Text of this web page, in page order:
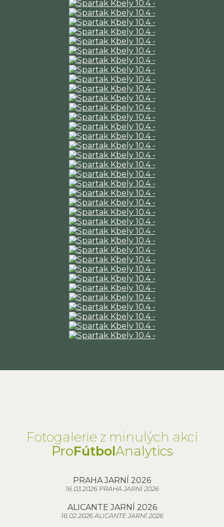
Fotogalerie z minulých akcí
ProFútbolAnalytics
PRAHA JARNÍ 2026
16.03.2026 PRAHA JARNÍ 2026
ALICANTE JARNÍ 2026
16.02.2026 ALICANTE JARNÍ 2026